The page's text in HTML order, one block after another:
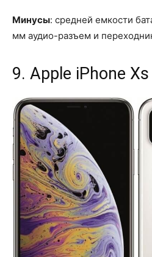
Минусы: средней емкости
мм аудио-разъем и
9. Apple iPhone